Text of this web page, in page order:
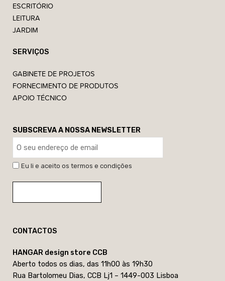
ESCRITÓRIO
LEITURA
JARDIM
SERVIÇOS
GABINETE DE PROJETOS
FORNECIMENTO DE PRODUTOS
APOIO TÉCNICO
SUBSCREVA A NOSSA NEWSLETTER
Eu li e aceito os termos e condições
CONTACTOS
HANGAR design store CCB
Aberto todos os dias, das 11h00 às 19h30
Rua Bartolomeu Dias, CCB Lj1 – 1449-003 Lisboa